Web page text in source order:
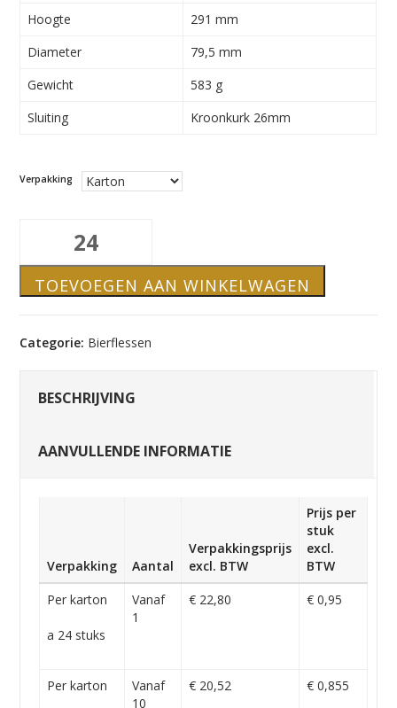
Hoogte
291 mm
Diameter
79,5 mm
Gewicht
583 g
Sluiting
Kroonkurk 26mm
Verpakking
aantal
TOEVOEGEN AAN WINKELWAGEN
Categorie: Bierflessen
BESCHRIJVING
AANVULLENDE INFORMATIE
Verpakking Aantal
Verpakkingsprijs
excl. BTW
Prijs per
stuk
excl.
BTW
Per karton
a 24 stuks
Vanaf
1
€ 22,80 € 0,95
Per karton
Vanaf
10
€ 20,52 € 0,855